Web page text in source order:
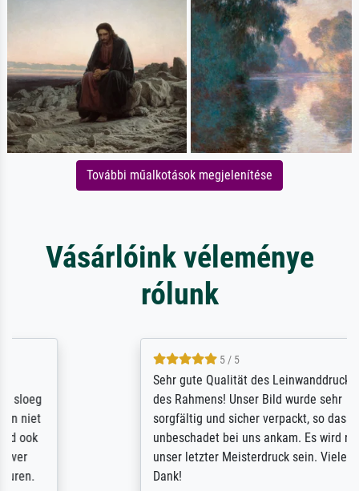
További műalkotások megjelenítése
Vásárlóink véleménye
rólunk
Sehr gute Qualität des Leinwanddrucks und
des Rahmens! Unser Bild wurde sehr
sorgfältig und sicher verpackt, so dass es
unbeschadet bei uns ankam. Es wird nicht
unser letzter Meisterdruck sein. Vielen